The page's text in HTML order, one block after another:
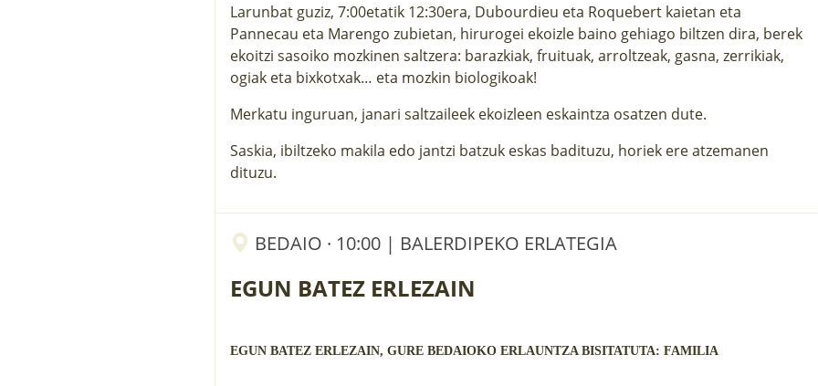
Larunbat guziz, 7:00etatik 12:30era, Dubourdieu eta Roquebert kaietan eta
Pannecau eta Marengo zubietan, hirurogei ekoizle baino gehiago biltzen dira, berek
ekoitzi sasoiko mozkinen saltzera: barazkiak, fruituak, arroltzeak, gasna, zerrikiak,
ogiak eta bixkotxak… eta mozkin biologikoak!
Merkatu inguruan, janari saltzaileek ekoizleen eskaintza osatzen dute.
Saskia, ibiltzeko makila edo jantzi batzuk eskas badituzu, horiek ere atzemanen
dituzu.
BEDAIO · 10:00 | BALERDIPEKO ERLATEGIA
EGUN BATEZ ERLEZAIN
EGUN BATEZ ERLEZAIN, GURE BEDAIOKO ERLAUNTZA BISITATUTA: FAMILIA